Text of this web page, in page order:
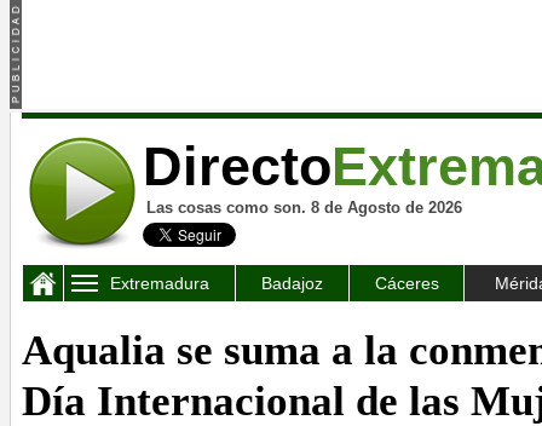
Directo
Las cosas como son. 8 de Agosto de 2026
Extremadura Badajoz Cáceres
Aqualia se suma a la
Día Internacional de las